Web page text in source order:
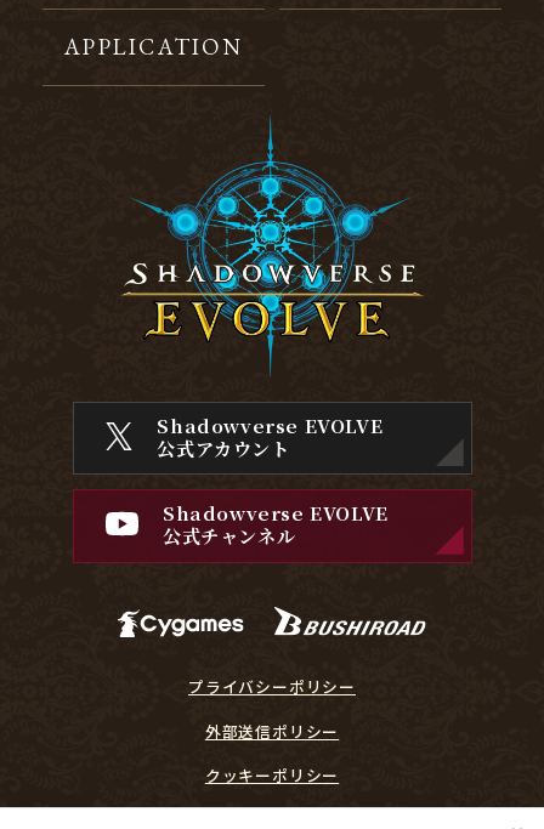
APPLICATION
Shadowverse EVOLVE
公式アカウント
Shadowverse EVOLVE
公式チャンネル
プライバシーポリシー
外部送信ポリシー
クッキーポリシー